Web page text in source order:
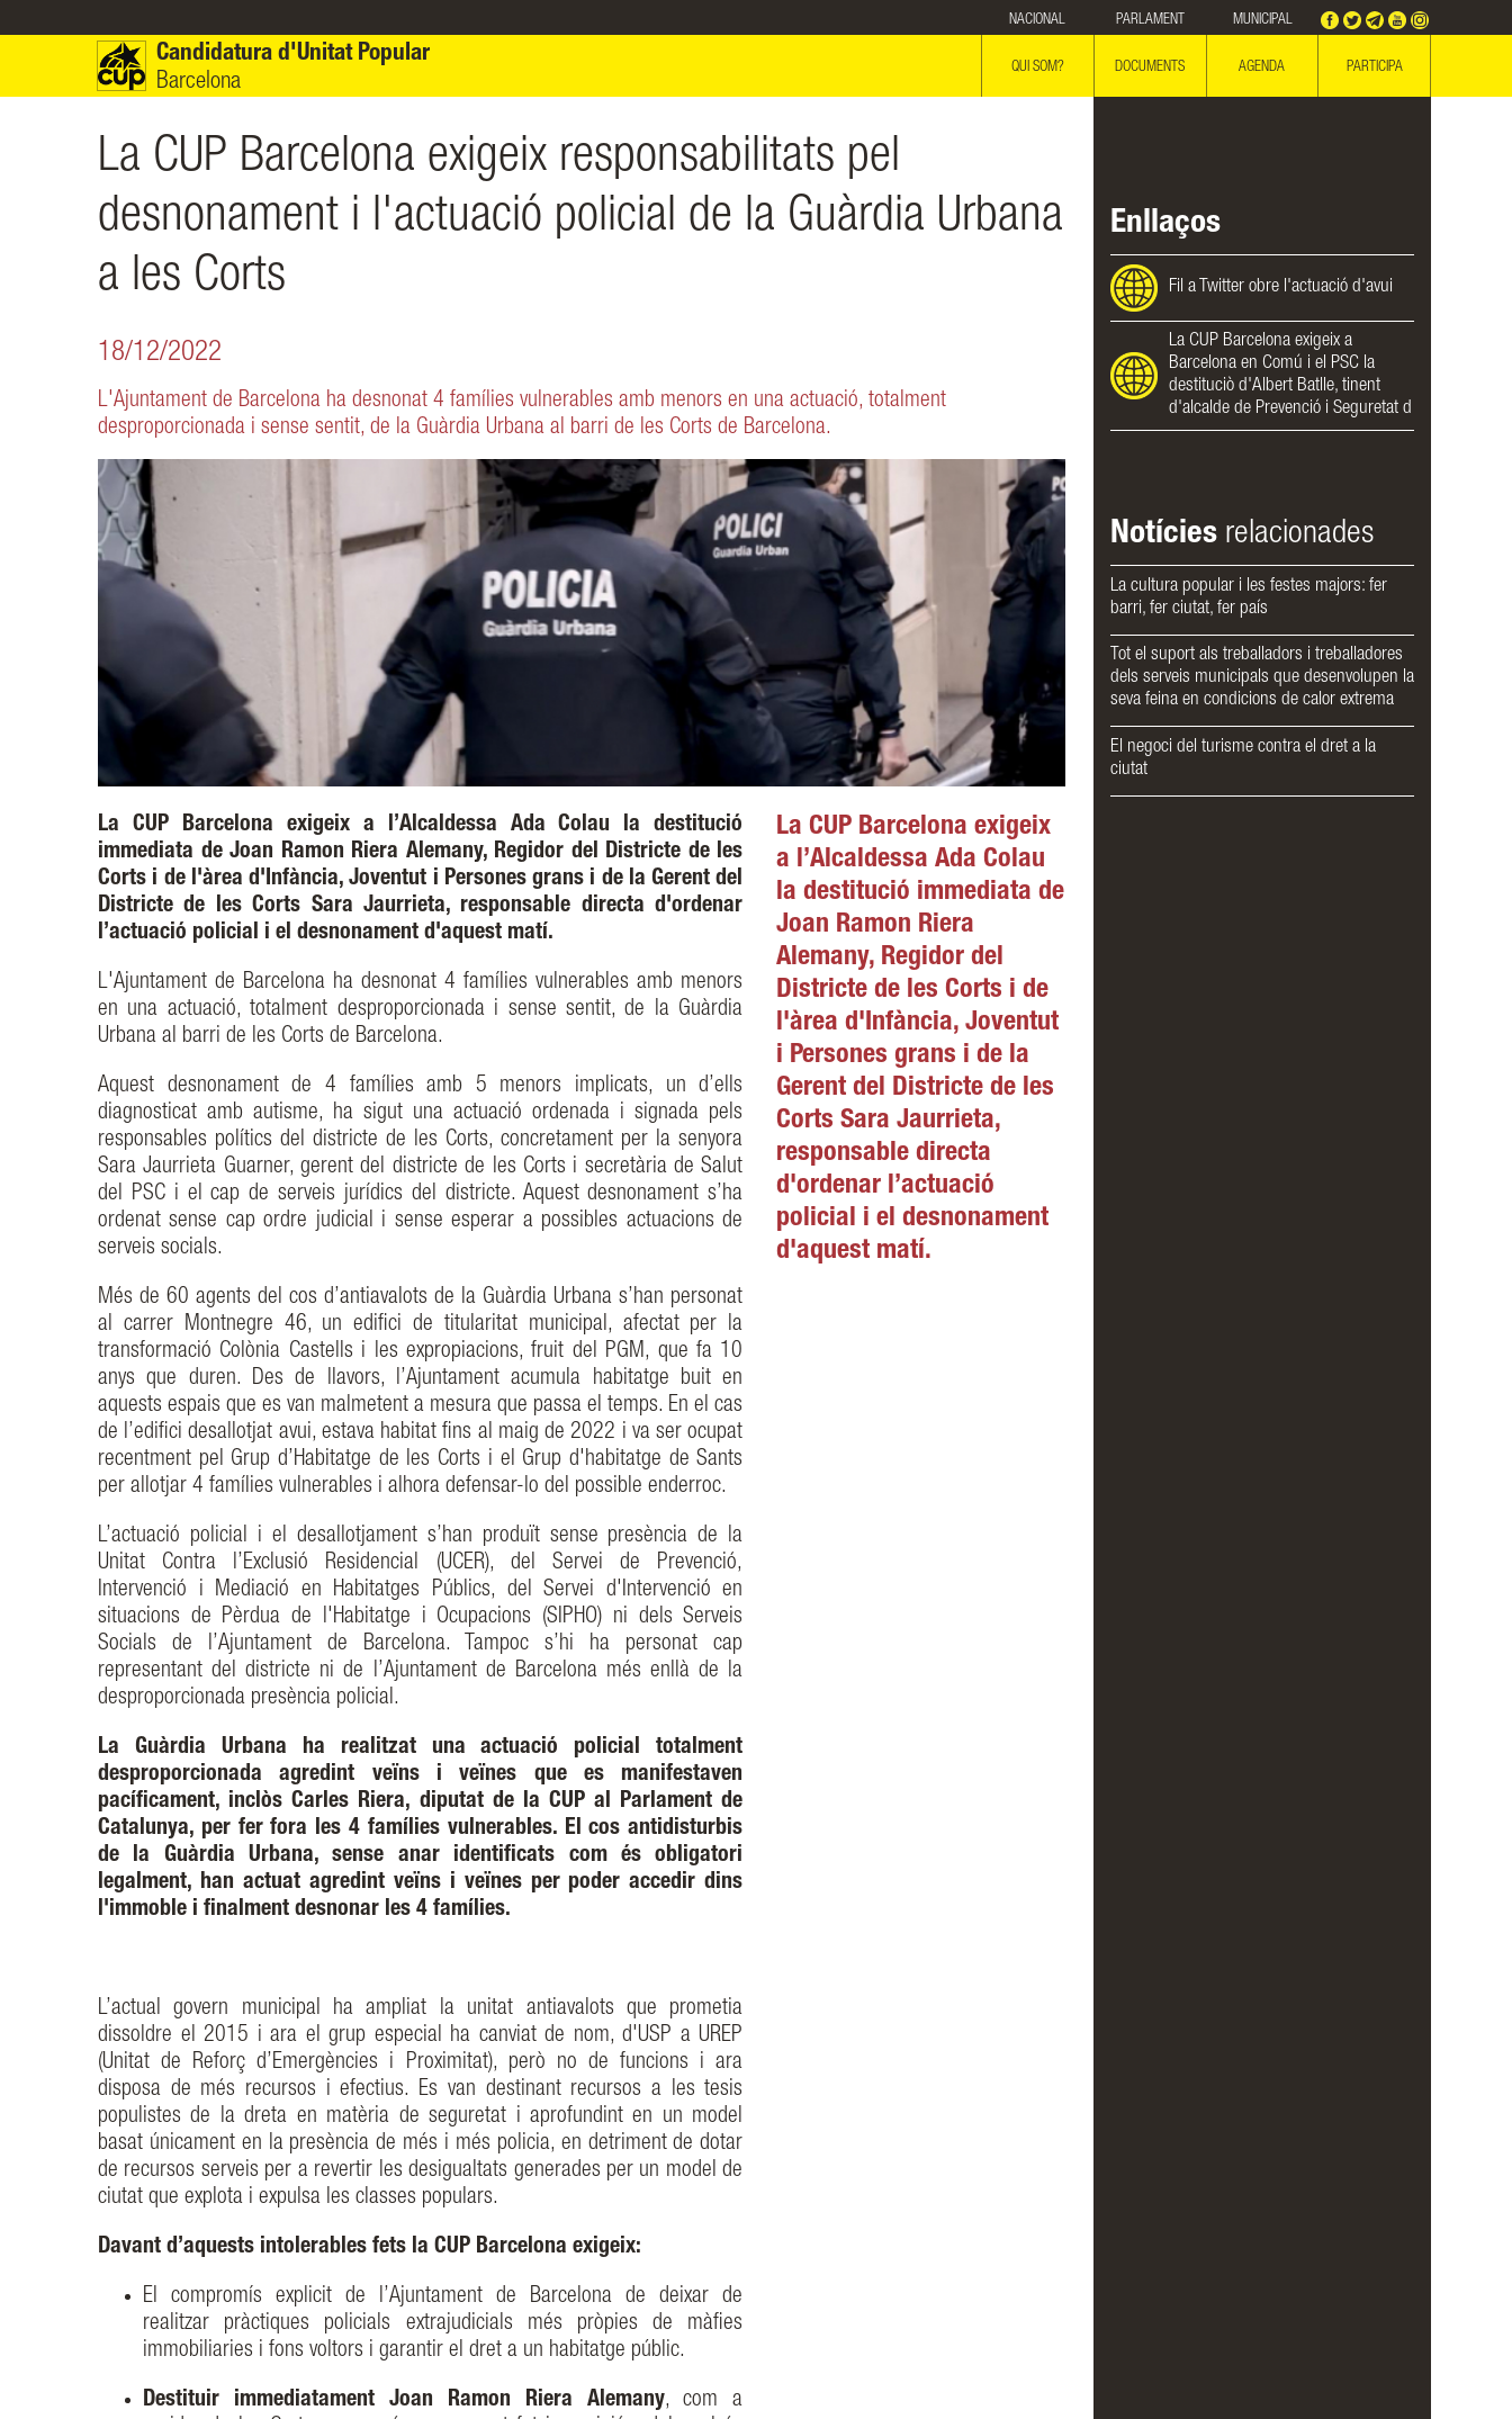
NACIONAL PARLAMENT MUNICIPAL
Candidatura d'Unitat Popular
Barcelona
QUI SOM? DOCUMENTS AGENDA PARTICIPA
La CUP Barcelona exigeix responsabilitats pel
desnonament i l'actuació policial de la Guàrdia Urbana
a les Corts
18/12/2022
L'Ajuntament de Barcelona ha desnonat 4 famílies vulnerables amb menors en una actuació, totalment
desproporcionada i sense sentit, de la Guàrdia Urbana al barri de les Corts de Barcelona.
La CUP Barcelona exigeix a l’Alcaldessa Ada Colau la destitució
immediata de Joan Ramon Riera Alemany, Regidor del Districte de les
Corts i de l'àrea d'Infància, Joventut i Persones grans i de la Gerent del
Districte de les Corts Sara Jaurrieta, responsable directa d'ordenar
l’actuació policial i el desnonament d'aquest matí.
L'Ajuntament de Barcelona ha desnonat 4 famílies vulnerables amb menors
en una actuació, totalment desproporcionada i sense sentit, de la Guàrdia
Urbana al barri de les Corts de Barcelona.
Aquest desnonament de 4 famílies amb 5 menors implicats, un d’ells
diagnosticat amb autisme, ha sigut una actuació ordenada i signada pels
responsables polítics del districte de les Corts, concretament per la senyora
Sara Jaurrieta Guarner, gerent del districte de les Corts i secretària de Salut
del PSC i el cap de serveis jurídics del districte. Aquest desnonament s’ha
ordenat sense cap ordre judicial i sense esperar a possibles actuacions de
serveis socials.
Més de 60 agents del cos d’antiavalots de la Guàrdia Urbana s’han personat
al carrer Montnegre 46, un edifici de titularitat municipal, afectat per la
transformació Colònia Castells i les expropiacions, fruit del PGM, que fa 10
anys que duren. Des de llavors, l’Ajuntament acumula habitatge buit en
aquests espais que es van malmetent a mesura que passa el temps. En el cas
de l’edifici desallotjat avui, estava habitat fins al maig de 2022 i va ser ocupat
recentment pel Grup d’Habitatge de les Corts i el Grup d'habitatge de Sants
per allotjar 4 famílies vulnerables i alhora defensar-lo del possible enderroc.
L’actuació policial i el desallotjament s’han produït sense presència de la
Unitat Contra l’Exclusió Residencial (UCER), del Servei de Prevenció,
Intervenció i Mediació en Habitatges Públics, del Servei d'Intervenció en
situacions de Pèrdua de l'Habitatge i Ocupacions (SIPHO) ni dels Serveis
Socials de l’Ajuntament de Barcelona. Tampoc s’hi ha personat cap
representant del districte ni de l’Ajuntament de Barcelona més enllà de la
desproporcionada presència policial.
La Guàrdia Urbana ha realitzat una actuació policial totalment
desproporcionada agredint veïns i veïnes que es manifestaven
pacíficament, inclòs Carles Riera, diputat de la CUP al Parlament de
Catalunya, per fer fora les 4 famílies vulnerables. El cos antidisturbis
de la Guàrdia Urbana, sense anar identificats com és obligatori
legalment, han actuat agredint veïns i veïnes per poder accedir dins
l'immoble i finalment desnonar les 4 famílies.
L’actual govern municipal ha ampliat la unitat antiavalots que prometia
dissoldre el 2015 i ara el grup especial ha canviat de nom, d'USP a UREP
(Unitat de Reforç d’Emergències i Proximitat), però no de funcions i ara
disposa de més recursos i efectius. Es van destinant recursos a les tesis
populistes de la dreta en matèria de seguretat i aprofundint en un model
basat únicament en la presència de més i més policia, en detriment de dotar
de recursos serveis per a revertir les desigualtats generades per un model de
ciutat que explota i expulsa les classes populars.
Davant d’aquests intolerables fets la CUP Barcelona exigeix:
El compromís explicit de l’Ajuntament de Barcelona de deixar de
realitzar pràctiques policials extrajudicials més pròpies de màfies
immobiliaries i fons voltors i garantir el dret a un habitatge públic.
Destituir immediatament Joan Ramon Riera Alemany, com a
La CUP Barcelona exigeix
a l’Alcaldessa Ada Colau
la destitució immediata de
Joan Ramon Riera
Alemany, Regidor del
Districte de les Corts i de
l'àrea d'Infància, Joventut
i Persones grans i de la
Gerent del Districte de les
Corts Sara Jaurrieta,
responsable directa
d'ordenar l’actuació
policial i el desnonament
d'aquest matí.
Enllaços
Fil a Twitter obre l'actuació d'avui
La CUP Barcelona exigeix a
Barcelona en Comú i el PSC la
destituciò d'Albert Batlle, tinent
d'alcalde de Prevenció i Seguretat d
Notícies relacionades
La cultura popular i les festes majors: fer
barri, fer ciutat, fer país
Tot el suport als treballadors i treballadores
dels serveis municipals que desenvolupen la
seva feina en condicions de calor extrema
El negoci del turisme contra el dret a la
ciutat